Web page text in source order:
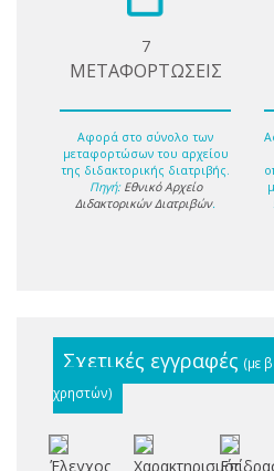
7
ΜΕΤΑΦΟΡΤΩΣΕΙΣ
Αφορά στο σύνολο των
μεταφορτώσων του αρχείου
της διδακτορικής διατριβής.
Πηγή: Εθνικό Αρχείο
Διδακτορικών Διατριβών.
Σχετικές εγγραφές (με
χρηστών)
Έλεγχος
Χαρακτηρισμός